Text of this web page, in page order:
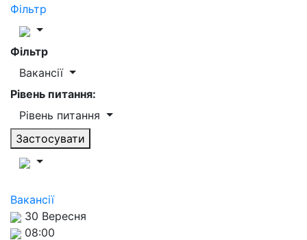
Фільтр
Фільтр
Вакансії
Рівень питання:
Рівень питання
Застосувати
Вакансії
30 Вересня
08:00